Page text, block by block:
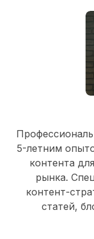
5-летним
контента
рынка.
контент-
статей,